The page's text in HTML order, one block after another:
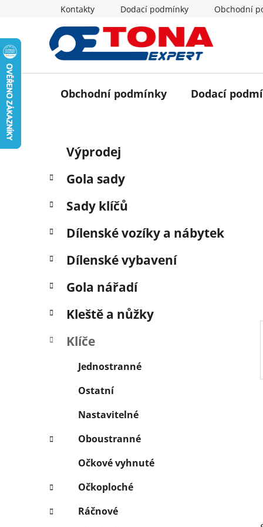
Kontakty Dodací podmínky Obchodní
Obchodní podmínky Dodací
s
r
n
n
í
p
n
l
Přeskočit
kategorie
e
o
i
Výprodej
Gola sady
Sady klíčů
Dílenské vozíky a nábytek
Dílenské vybavení
Gola nářadí
Kleště a nůžky
Klíče
Jednostranné
Ostatní
Nastavitelné
Oboustranné
Očkové vyhnuté
Očkoploché
Ráčnové